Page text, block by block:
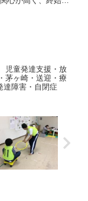
児童発達支援・放
茅ヶ崎・送迎・療
達障害・自閉症